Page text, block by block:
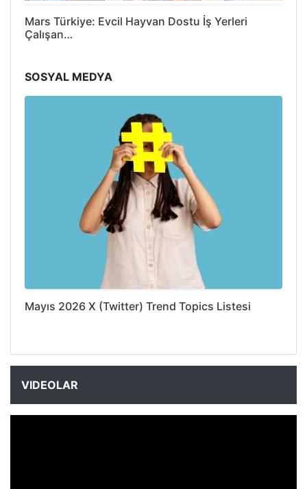
Mars Türkiye: Evcil Hayvan Dostu İş Yerleri
Çalışan…
SOSYAL MEDYA
Mayıs 2026 X (Twitter) Trend Topics Listesi
VIDEOLAR